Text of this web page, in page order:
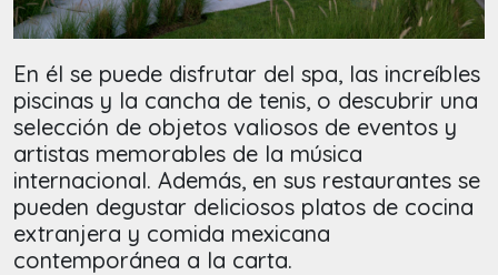
En él se puede disfrutar del spa, las increíbles
piscinas y la cancha de tenis, o descubrir una
selección de objetos valiosos de eventos y
artistas memorables de la música
internacional. Además, en sus restaurantes se
pueden degustar deliciosos platos de cocina
extranjera y comida mexicana
contemporánea a la carta.